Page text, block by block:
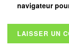
navigateur